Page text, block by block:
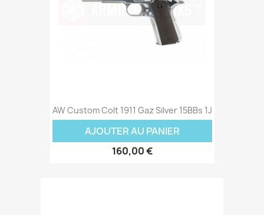
AW Custom Colt 1911 Gaz Silver 15BBs 1J
AJOUTER AU PANIER
160,00 €